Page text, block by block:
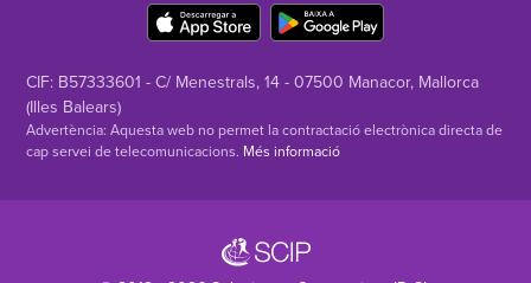
CIF: B57333601 - C/ Menestrals, 14 - 07500 Manacor, Mallorca
(Illes Balears)
Advertència: Aquesta web no permet la contractació electrònica directa de
cap servei de telecomunicacions. Més informació